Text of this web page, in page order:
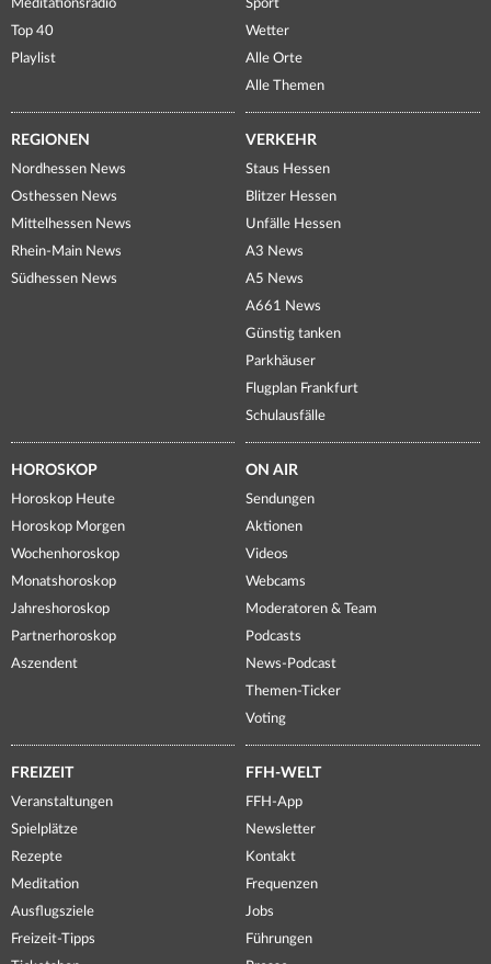
Meditationsradio
Top 40
Playlist
Sport
Wetter
Alle Orte
Alle Themen
REGIONEN
Nordhessen News
Osthessen News
Mittelhessen News
Rhein-Main News
Südhessen News
VERKEHR
Staus Hessen
Blitzer Hessen
Unfälle Hessen
A3 News
A5 News
A661 News
Günstig tanken
Parkhäuser
Flugplan Frankfurt
Schulausfälle
HOROSKOP
Horoskop Heute
Horoskop Morgen
Wochenhoroskop
Monatshoroskop
Jahreshoroskop
Partnerhoroskop
Aszendent
ON AIR
Sendungen
Aktionen
Videos
Webcams
Moderatoren & Team
Podcasts
News-Podcast
Themen-Ticker
Voting
FREIZEIT
Veranstaltungen
Spielplätze
Rezepte
Meditation
Ausflugsziele
Freizeit-Tipps
FFH-WELT
FFH-App
Newsletter
Kontakt
Frequenzen
Jobs
Führungen